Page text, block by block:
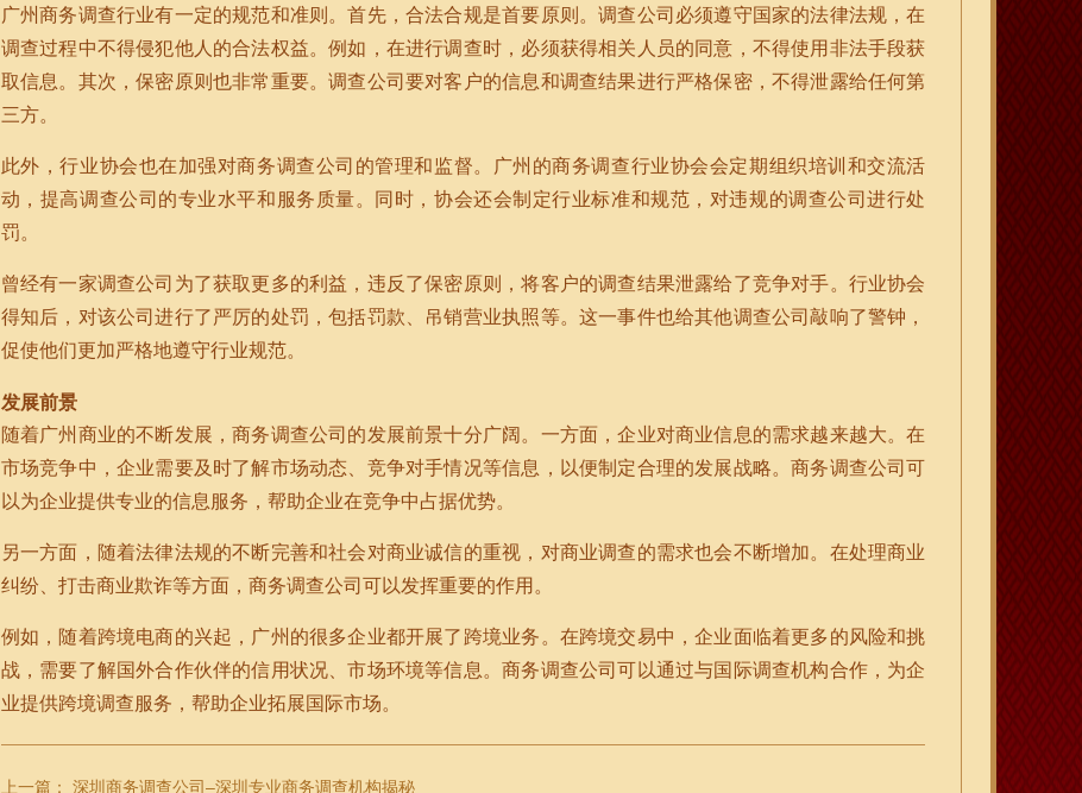
广州商务调查行业有一定的规范和准则。首先，合法合规是首要原则。调查公司必须遵守国家的法律法规，在
调查过程中不得侵犯他人的合法权益。例如，在进行调查时，必须获得相关人员的同意，不得使用非法手段获
取信息。其次，保密原则也非常重要。调查公司要对客户的信息和调查结果进行严格保密，不得泄露给任何第
三方。
此外，行业协会也在加强对商务调查公司的管理和监督。广州的商务调查行业协会会定期组织培训和交流活
动，提高调查公司的专业水平和服务质量。同时，协会还会制定行业标准和规范，对违规的调查公司进行处
罚。
曾经有一家调查公司为了获取更多的利益，违反了保密原则，将客户的调查结果泄露给了竞争对手。行业协会
得知后，对该公司进行了严厉的处罚，包括罚款、吊销营业执照等。这一事件也给其他调查公司敲响了警钟，
促使他们更加严格地遵守行业规范。
发展前景
随着广州商业的不断发展，商务调查公司的发展前景十分广阔。一方面，企业对商业信息的需求越来越大。在
市场竞争中，企业需要及时了解市场动态、竞争对手情况等信息，以便制定合理的发展战略。商务调查公司可
以为企业提供专业的信息服务，帮助企业在竞争中占据优势。
另一方面，随着法律法规的不断完善和社会对商业诚信的重视，对商业调查的需求也会不断增加。在处理商业
纠纷、打击商业欺诈等方面，商务调查公司可以发挥重要的作用。
例如，随着跨境电商的兴起，广州的很多企业都开展了跨境业务。在跨境交易中，企业面临着更多的风险和挑
战，需要了解国外合作伙伴的信用状况、市场环境等信息。商务调查公司可以通过与国际调查机构合作，为企
业提供跨境调查服务，帮助企业拓展国际市场。
上一篇： 深圳商务调查公司–深圳专业商务调查机构揭秘